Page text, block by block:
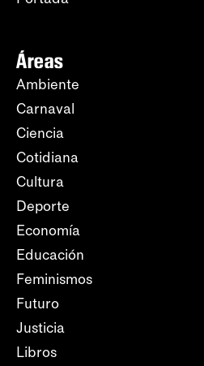
Áreas
Ambiente
Carnaval
Ciencia
Cotidiana
Cultura
Deporte
Economía
Educación
Feminismos
Futuro
Justicia
Libros